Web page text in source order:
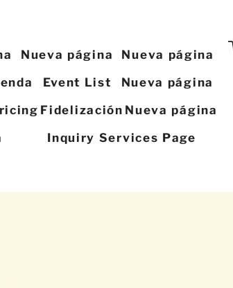
Nueva página
Nueva página
Event List
Nueva página
Fidelización Nueva página
Inquiry Services Page